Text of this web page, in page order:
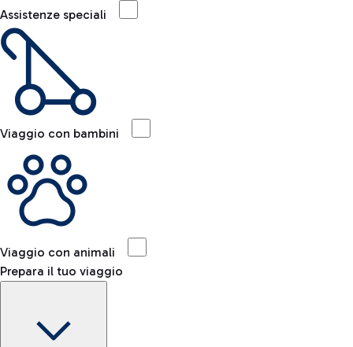
Assistenze speciali
Viaggio con bambini
Viaggio con animali
Prepara il tuo viaggio